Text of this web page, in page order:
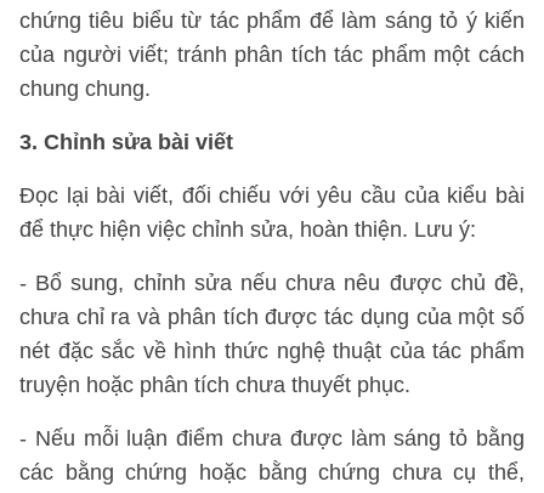
chứng tiêu biểu từ tác phẩm để làm sáng tỏ ý kiến
của người viết; tránh phân tích tác phẩm một cách
chung chung.
3. Chỉnh sửa bài viết
Đọc lại bài viết, đối chiếu với yêu cầu của kiểu bài
để thực hiện việc chỉnh sửa, hoàn thiện. Lưu ý:
- Bổ sung, chỉnh sửa nếu chưa nêu được chủ đề,
chưa chỉ ra và phân tích được tác dụng của một số
nét đặc sắc về hình thức nghệ thuật của tác phẩm
truyện hoặc phân tích chưa thuyết phục.
- Nếu mỗi luận điểm chưa được làm sáng tỏ bằng
các bằng chứng hoặc bằng chứng chưa cụ thể,